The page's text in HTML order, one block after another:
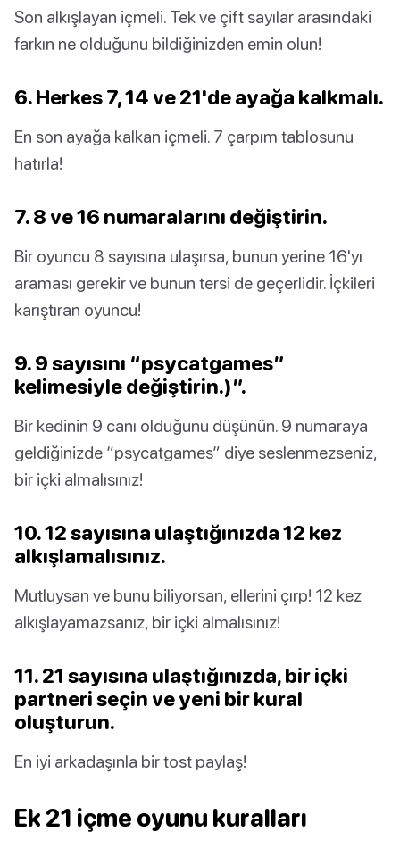
Son alkışlayan içmeli. Tek ve çift sayılar arasındaki
farkın ne olduğunu bildiğinizden emin olun!
6. Herkes 7, 14 ve 21'de ayağa kalkmalı.
En son ayağa kalkan içmeli. 7 çarpım tablosunu
hatırla!
7. 8 ve 16 numaralarını değiştirin.
Bir oyuncu 8 sayısına ulaşırsa, bunun yerine 16'yı
araması gerekir ve bunun tersi de geçerlidir. İçkileri
karıştıran oyuncu!
9. 9 sayısını “psycatgames”
kelimesiyle değiştirin.)”.
Bir kedinin 9 canı olduğunu düşünün. 9 numaraya
geldiğinizde “psycatgames” diye seslenmezseniz,
bir içki almalısınız!
10. 12 sayısına ulaştığınızda 12 kez
alkışlamalısınız.
Mutluysan ve bunu biliyorsan, ellerini çırp! 12 kez
alkışlayamazsanız, bir içki almalısınız!
11. 21 sayısına ulaştığınızda, bir içki
partneri seçin ve yeni bir kural
oluşturun.
En iyi arkadaşınla bir tost paylaş!
Ek 21 içme oyunu kuralları